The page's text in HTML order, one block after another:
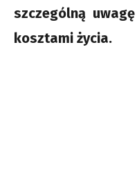
szczególną
kosztami życia.